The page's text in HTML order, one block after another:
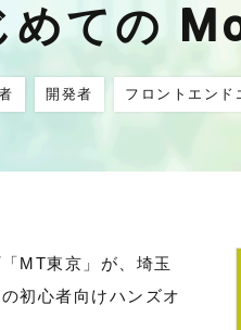
めての
開発者 フロントエンド
MT東京」が、埼玉
初心者向けハンズオ